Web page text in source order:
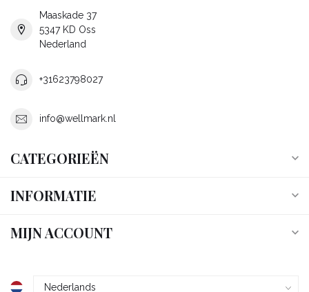
Maaskade 37
5347 KD Oss
Nederland
+31623798027
info@wellmark.nl
CATEGORIEËN
INFORMATIE
MIJN ACCOUNT